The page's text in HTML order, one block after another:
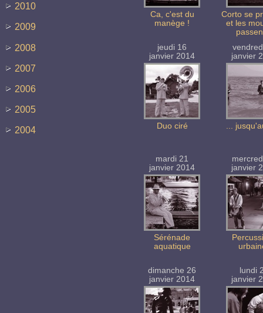
2010
2009
2008
2007
2006
2005
2004
Ca, c'est du
manège !
Corto se
et les
jeudi 16
janvier 2014
Duo ciré
janvier
...
mardi 21
janvier 2014
Sérénade
aquatique
janvier
dimanche 26
janvier 2014
lundi
janvier